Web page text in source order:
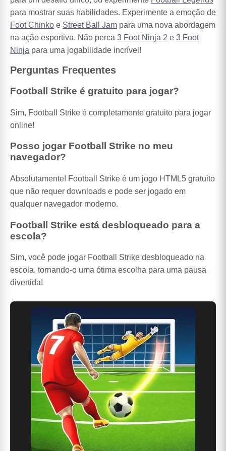
para mostrar suas habilidades. Experimente a emoção de
Foot Chinko e Street Ball Jam para uma nova abordagem
na ação esportiva. Não perca 3 Foot Ninja 2 e 3 Foot
Ninja para uma jogabilidade incrível!
Perguntas Frequentes
Football Strike é gratuito para jogar?
Sim, Football Strike é completamente gratuito para jogar
online!
Posso jogar Football Strike no meu
navegador?
Absolutamente! Football Strike é um jogo HTML5 gratuito
que não requer downloads e pode ser jogado em
qualquer navegador moderno.
Football Strike está desbloqueado para a
escola?
Sim, você pode jogar Football Strike desbloqueado na
escola, tornando-o uma ótima escolha para uma pausa
divertida!